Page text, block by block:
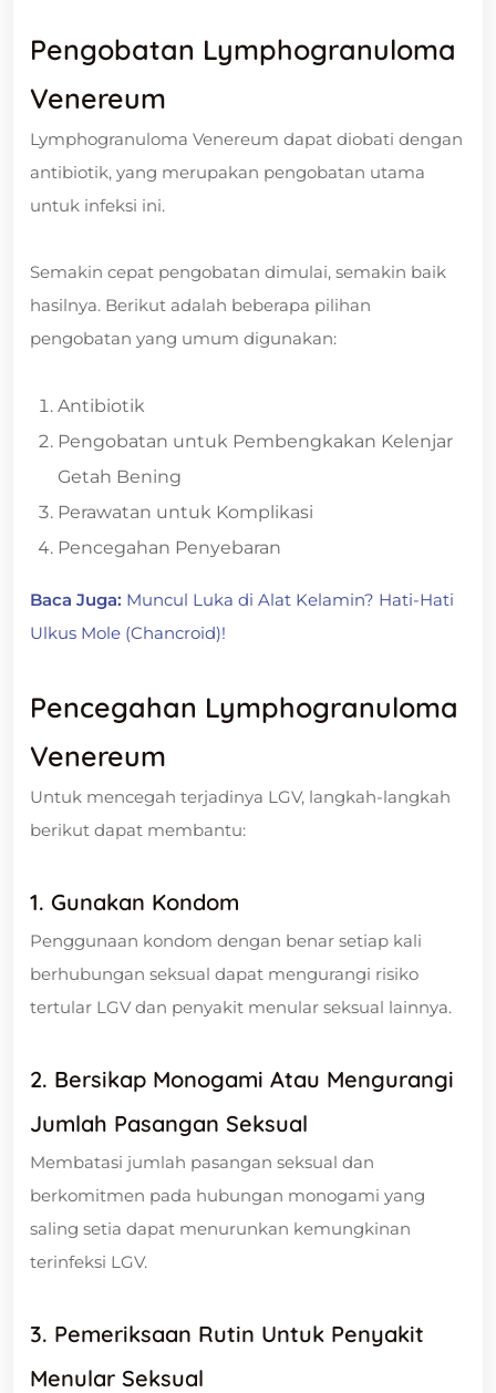
Pengobatan Lymphogranuloma
Venereum
Lymphogranuloma Venereum dapat diobati dengan
antibiotik, yang merupakan pengobatan utama
untuk infeksi ini.
Semakin cepat pengobatan dimulai, semakin baik
hasilnya. Berikut adalah beberapa pilihan
pengobatan yang umum digunakan:
Antibiotik
Pengobatan untuk Pembengkakan Kelenjar
Getah Bening
Perawatan untuk Komplikasi
Pencegahan Penyebaran
Baca Juga: Muncul Luka di Alat Kelamin? Hati-Hati
Ulkus Mole (Chancroid)!
Pencegahan Lymphogranuloma
Venereum
Untuk mencegah terjadinya LGV, langkah-langkah
berikut dapat membantu:
1. Gunakan Kondom
Penggunaan kondom dengan benar setiap kali
berhubungan seksual dapat mengurangi risiko
tertular LGV dan penyakit menular seksual lainnya.
2. Bersikap Monogami Atau Mengurangi
Jumlah Pasangan Seksual
Membatasi jumlah pasangan seksual dan
berkomitmen pada hubungan monogami yang
saling setia dapat menurunkan kemungkinan
terinfeksi LGV.
3. Pemeriksaan Rutin Untuk Penyakit
Menular Seksual